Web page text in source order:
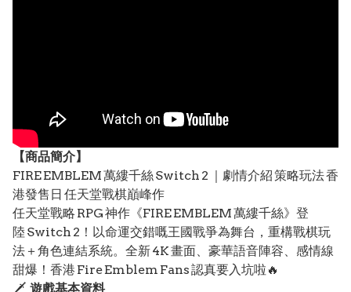
【商品簡介】
FIRE EMBLEM 萬縷千絲 Switch 2 ｜劇情介紹 策略玩法 香
港發售日 任天堂戰棋巔峰作
任天堂戰略 RPG 神作《FIRE EMBLEM 萬縷千絲》登
陸 Switch 2！以命運交錯嘅王國戰爭為舞台，重構戰棋玩
法＋角色連結系統。全新 4K 畫面、豪華語音陣容、感情線
甜爆！香港 Fire Emblem Fans 認真要入坑啦🔥
🗡️ 遊戲基本資料